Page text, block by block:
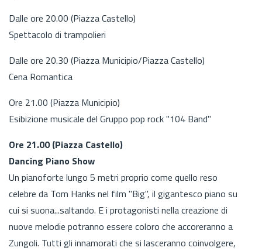
Dalle ore 20.00 (Piazza Castello)
Spettacolo di trampolieri
Dalle ore 20.30 (Piazza Municipio/Piazza Castello)
Cena Romantica
Ore 21.00 (Piazza Municipio)
Esibizione musicale del Gruppo pop rock "104 Band"
Ore 21.00 (Piazza Castello)
Dancing Piano Show
Un pianoforte lungo 5 metri proprio come quello reso
celebre da Tom Hanks nel film "Big", il gigantesco piano su
cui si suona...saltando. E i protagonisti nella creazione di
nuove melodie potranno essere coloro che accoreranno a
Zungoli. Tutti gli innamorati che si lasceranno coinvolgere,